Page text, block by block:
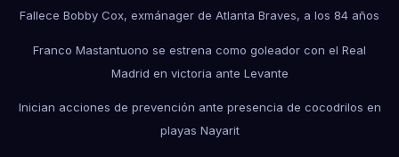
Fallece Bobby Cox, exmánager de Atlanta Braves, a los 84 años
Franco Mastantuono se estrena como goleador con el Real
Madrid en victoria ante Levante
Inician acciones de prevención ante presencia de cocodrilos en
playas Nayarit